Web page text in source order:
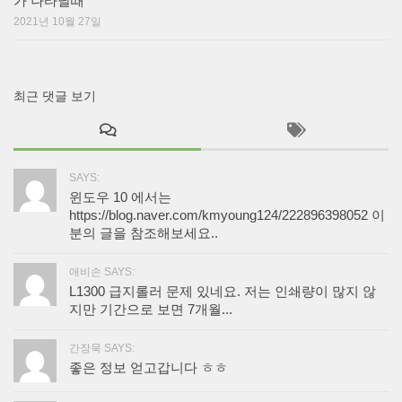
2021년 10월 27일
최근 댓글 보기
SAYS:
윈도우 10 에서는
https://blog.naver.com/kmyoung124/222896398052 이
분의 글을 참조해보세요..
애비손 SAYS:
L1300 급지롤러 문제 있네요. 저는 인쇄량이 많지 않
지만 기간으로 보면 7개월...
간장묵 SAYS:
좋은 정보 얻고갑니다 ㅎㅎ